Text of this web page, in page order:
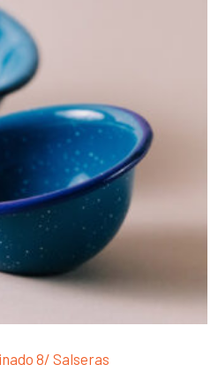
8/ Salseras